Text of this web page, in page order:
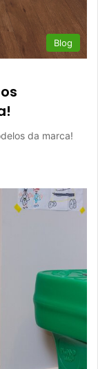
Blog
da marca!